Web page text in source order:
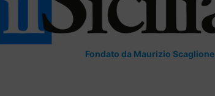
Fondato da Maurizio Scaglione